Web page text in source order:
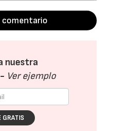
comentario
nuestra
Ver ejemplo
GRATIS